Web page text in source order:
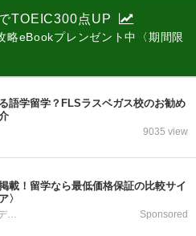
TOEIC300点UP
略eBookプレンゼント中〈期間限
語学留学？FLSラスベガス校のお勧め
9035 view
載！留学なら最低価格保証の比較サイ
〉
Langedia[ラングペディア] Sponsored